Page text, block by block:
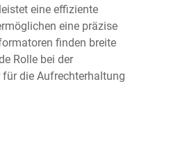
eine effiziente
eine präzise
finden breite
Rolle bei der
die Aufrechterhaltung